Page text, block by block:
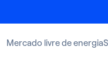
Mercado livre de energia